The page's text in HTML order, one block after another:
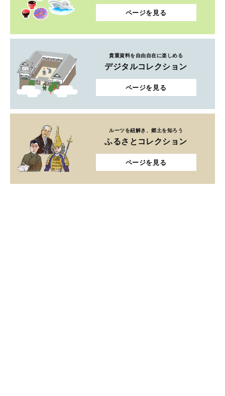
ページを見る
貴重資料を自由自在に楽しめる
デジタルコレクション
ページを見る
ルーツを紐解き、郷土を知ろう
ふるさとコレクション
ページを見る